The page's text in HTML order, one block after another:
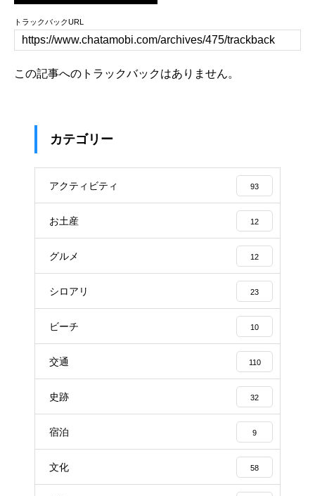
トラックバックURL
この記事へのトラックバックはありません。
カテゴリー
アクティビティ 93
お土産 12
グルメ 12
シロアリ 23
ビーチ 10
交通 110
史跡 32
宿泊 9
文化 58